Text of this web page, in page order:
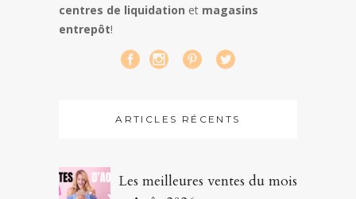
centres de liquidation et magasins
entrepôt!
ARTICLES RÉCENTS
Les meilleures ventes du mois